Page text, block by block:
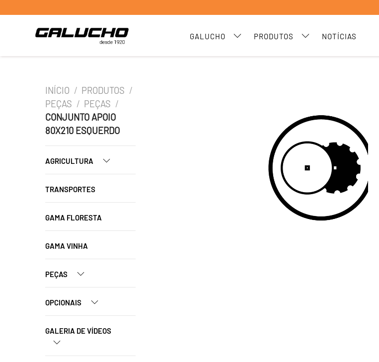
GALUCHO PRODUTOS NOTÍCIAS
INÍCIO / PRODUTOS /
PEÇAS / PEÇAS /
CONJUNTO APOIO
80X210 ESQUERDO
AGRICULTURA
TRANSPORTES
GAMA FLORESTA
GAMA VINHA
PEÇAS
OPCIONAIS
GALERIA DE VÍDEOS